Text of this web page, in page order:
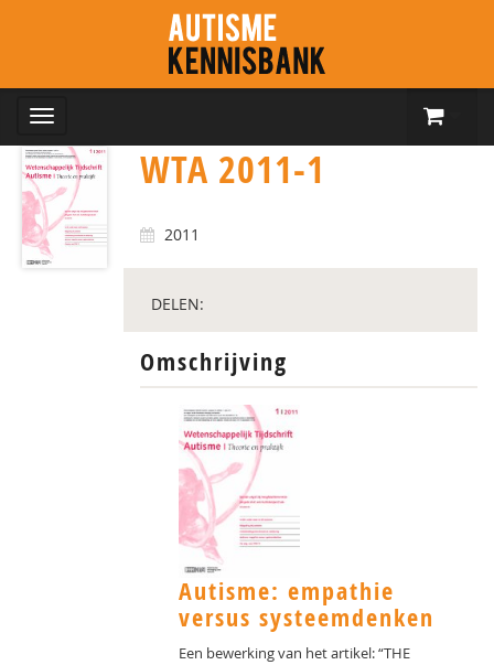
WTA 2011-1
2011
DELEN:
Omschrijving
Autisme: empathie
versus systeemdenken
Een bewerking van het artikel: “THE